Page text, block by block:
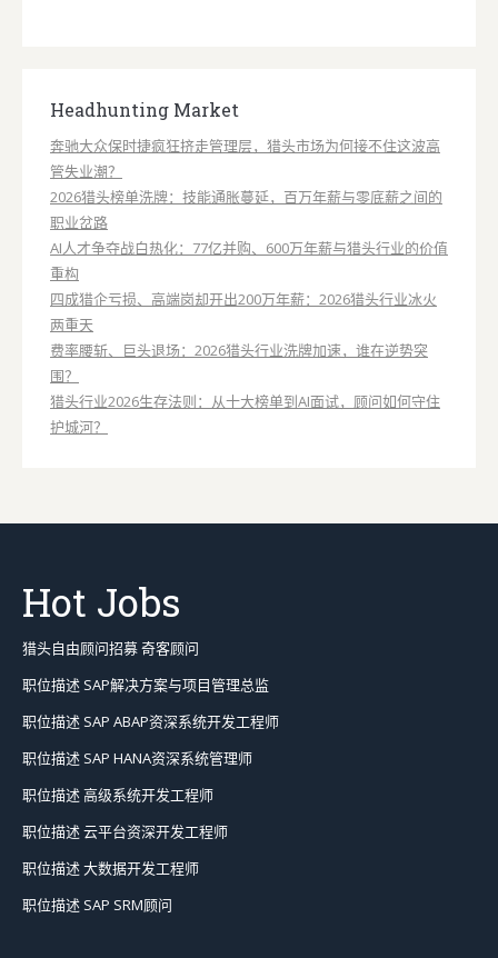
Headhunting Market
奔驰大众保时捷疯狂挤走管理层，猎头市场为何接不住这波高
管失业潮？
2026猎头榜单洗牌：技能通胀蔓延，百万年薪与零底薪之间的
职业岔路
AI人才争夺战白热化：77亿并购、600万年薪与猎头行业的价值
重构
四成猎企亏损、高端岗却开出200万年薪：2026猎头行业冰火
两重天
费率腰斩、巨头退场：2026猎头行业洗牌加速，谁在逆势突
围？
猎头行业2026生存法则：从十大榜单到AI面试，顾问如何守住
护城河？
Hot Jobs
猎头自由顾问招募 奇客顾问
职位描述 SAP解决方案与项目管理总监
职位描述 SAP ABAP资深系统开发工程师
职位描述 SAP HANA资深系统管理师
职位描述 高级系统开发工程师
职位描述 云平台资深开发工程师
职位描述 大数据开发工程师
职位描述 SAP SRM顾问